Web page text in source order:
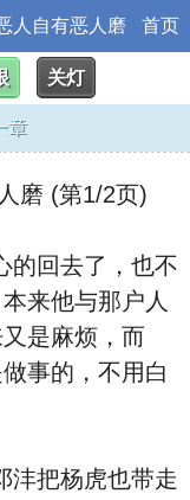
人自有恶人磨 首页
关灯
章
磨 (第1/2页)
回去了，也不
来他与那户人
是麻烦，而
事的，不用白
把杨虎也带走